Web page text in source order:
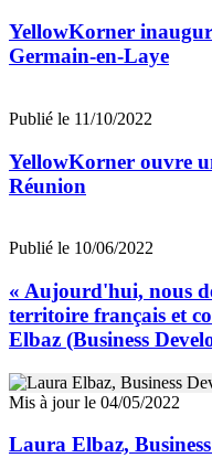
YellowKorner
Germain-en-Laye
Publié le 11/10/2022
YellowKorner ouvre
Réunion
Publié le 10/06/2022
« Aujourd'hui, nous
territoire français et
Elbaz (Business
Mis à jour le 04/05/2022
Laura Elbaz,